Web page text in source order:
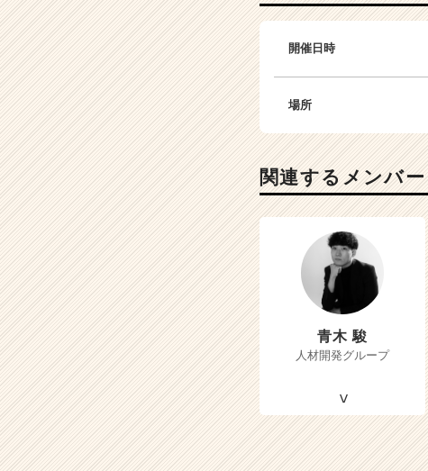
開催日時
場所
関連するメンバー
青木 駿
人材開発グループ